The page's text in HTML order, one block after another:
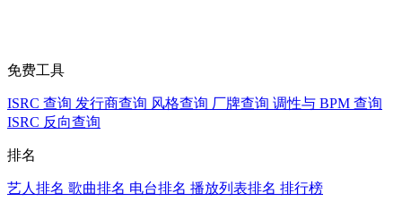
免费工具
ISRC 查询 发行商查询 风格查询 厂牌查询 调性与 BPM 查询
ISRC 反向查询
排名
艺人排名 歌曲排名 电台排名 播放列表排名 排行榜